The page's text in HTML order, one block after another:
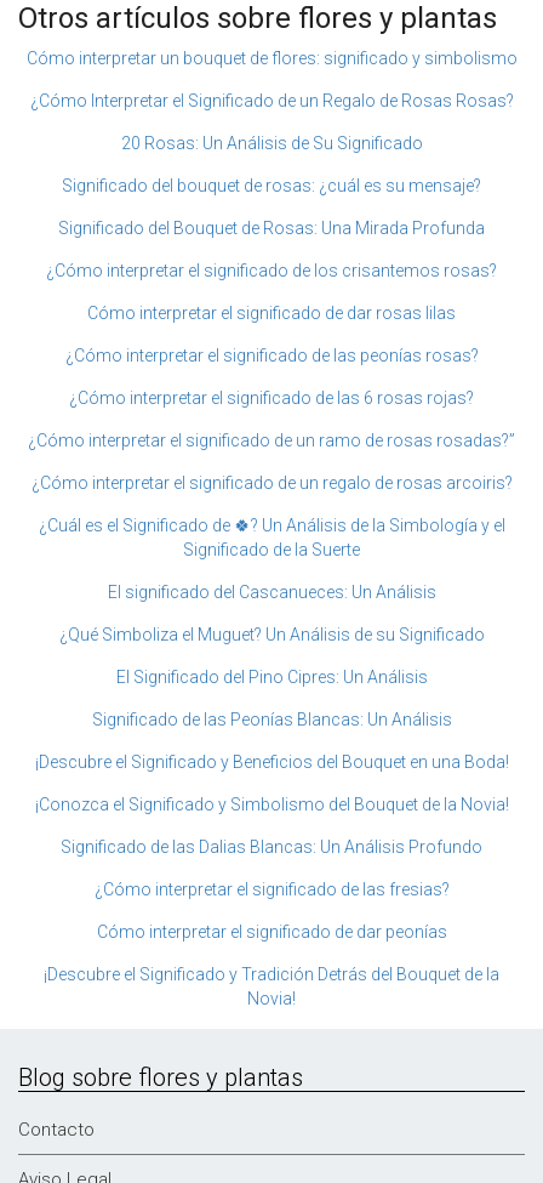
Otros artículos sobre flores y plantas
Cómo interpretar un bouquet de flores: significado y simbolismo
¿Cómo Interpretar el Significado de un Regalo de Rosas Rosas?
20 Rosas: Un Análisis de Su Significado
Significado del bouquet de rosas: ¿cuál es su mensaje?
Significado del Bouquet de Rosas: Una Mirada Profunda
¿Cómo interpretar el significado de los crisantemos rosas?
Cómo interpretar el significado de dar rosas lilas
¿Cómo interpretar el significado de las peonías rosas?
¿Cómo interpretar el significado de las 6 rosas rojas?
¿Cómo interpretar el significado de un ramo de rosas rosadas?”
¿Cómo interpretar el significado de un regalo de rosas arcoiris?
¿Cuál es el Significado de 🍀? Un Análisis de la Simbología y el
Significado de la Suerte
El significado del Cascanueces: Un Análisis
¿Qué Simboliza el Muguet? Un Análisis de su Significado
El Significado del Pino Cipres: Un Análisis
Significado de las Peonías Blancas: Un Análisis
¡Descubre el Significado y Beneficios del Bouquet en una Boda!
¡Conozca el Significado y Simbolismo del Bouquet de la Novia!
Significado de las Dalias Blancas: Un Análisis Profundo
¿Cómo interpretar el significado de las fresias?
Cómo interpretar el significado de dar peonías
¡Descubre el Significado y Tradición Detrás del Bouquet de la
Novia!
Blog sobre flores y plantas
Contacto